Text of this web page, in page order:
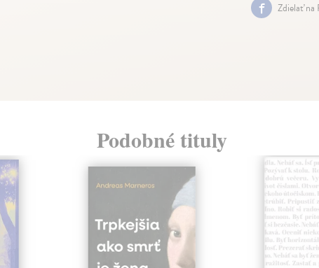
Zdielať na
Podobné tituly